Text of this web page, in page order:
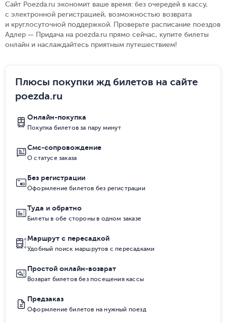
Сайт Poezda.ru экономит ваше время: без очередей в кассу,
с электронной регистрацией, возможностью возврата
и круглосуточной поддержкой. Проверьте расписание поездов
Адлер — Придача на poezda.ru прямо сейчас, купите билеты
онлайн и наслаждайтесь приятным путешествием!
Плюсы покупки жд билетов на сайте
poezda.ru
Онлайн-покупка
Покупка билетов за пару минут
Смс-сопровождение
О статусе заказа
Без регистрации
Оформление билетов без регистрации
Туда и обратно
Билеты в обе стороны в одном заказе
Маршрут с пересадкой
Удобный поиск маршрутов с пересадками
Простой онлайн-возврат
Возврат билетов без посещения кассы
Предзаказ
Оформление билетов на нужный поезд